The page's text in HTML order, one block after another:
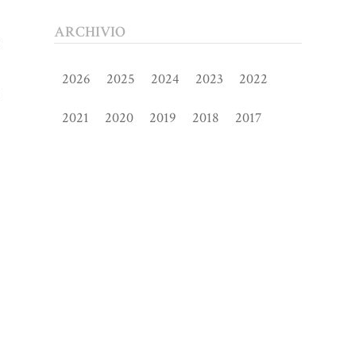
ARCHIVIO
2026 2025 2024 2023 2022
2021 2020 2019 2018 2017